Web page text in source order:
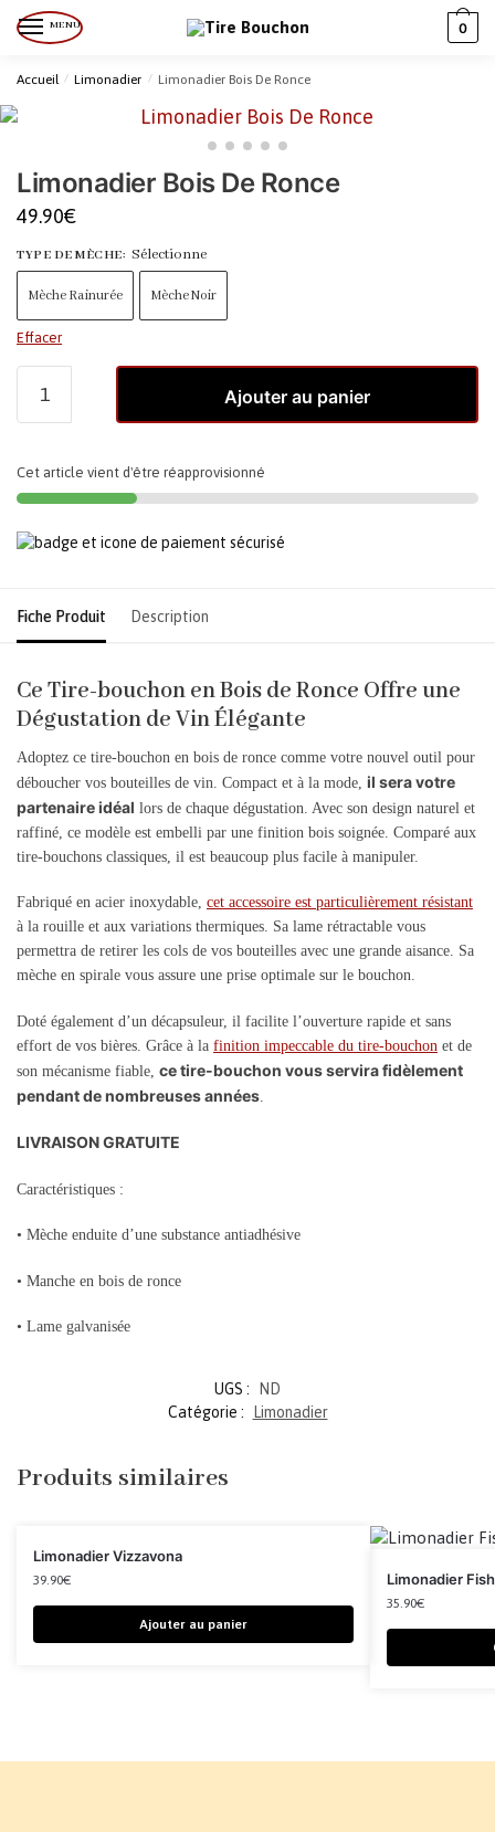
MENU 0
Accueil / Limonadier / Limonadier Bois De Ronce
Limonadier Bois De Ronce
49.90€
TYPE DE MÈCHE: Sélectionne
Mèche Rainurée Mèche Noir
Effacer
Ajouter au panier
Cet article vient d'être réapprovisionné
Fiche Produit Description
Ce Tire-bouchon en Bois de Ronce Offre une
Dégustation de Vin Élégante
Adoptez ce tire-bouchon en bois de ronce comme votre nouvel outil pour
déboucher vos bouteilles de vin. Compact et à la mode, il sera votre
partenaire idéal lors de chaque dégustation. Avec son design naturel et
raffiné, ce modèle est embelli par une finition bois soignée. Comparé aux
tire-bouchons classiques, il est beaucoup plus facile à manipuler.
Fabriqué en acier inoxydable, cet accessoire est particulièrement résistant
à la rouille et aux variations thermiques. Sa lame rétractable vous
permettra de retirer les cols de vos bouteilles avec une grande aisance. Sa
mèche en spirale vous assure une prise optimale sur le bouchon.
Doté également d’un décapsuleur, il facilite l’ouverture rapide et sans
effort de vos bières. Grâce à la finition impeccable du tire-bouchon et de
son mécanisme fiable, ce tire-bouchon vous servira fidèlement
pendant de nombreuses années
LIVRAISON GRATUITE
Caractéristiques :
• Mèche enduite d’une substance antiadhésive
• Manche en bois de ronce
• Lame galvanisée
UGS :
ND
Catégorie :
Limonadier
Produits similaires
Limonadier Vizzavona
39.90€
Ajouter au panier
Limonadier
35.90€